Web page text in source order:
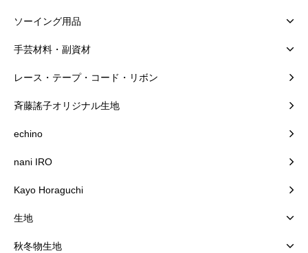
ソーイング用品
手芸材料・副資材
レース・テープ・コード・リボン
斉藤謠子オリジナル生地
echino
nani IRO
Kayo Horaguchi
生地
秋冬物生地